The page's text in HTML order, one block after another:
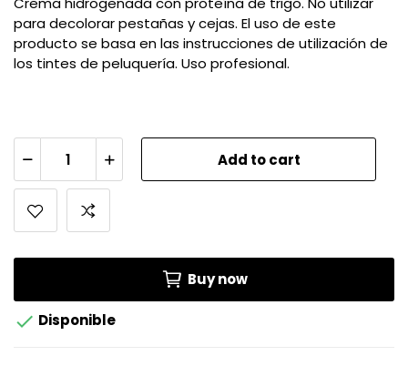
para decolorar pestañas y cejas. El uso de este
producto se basa en las instrucciones de utilización de
los tintes de peluquería. Uso profesional.
Add to cart
Buy now
 Disponible